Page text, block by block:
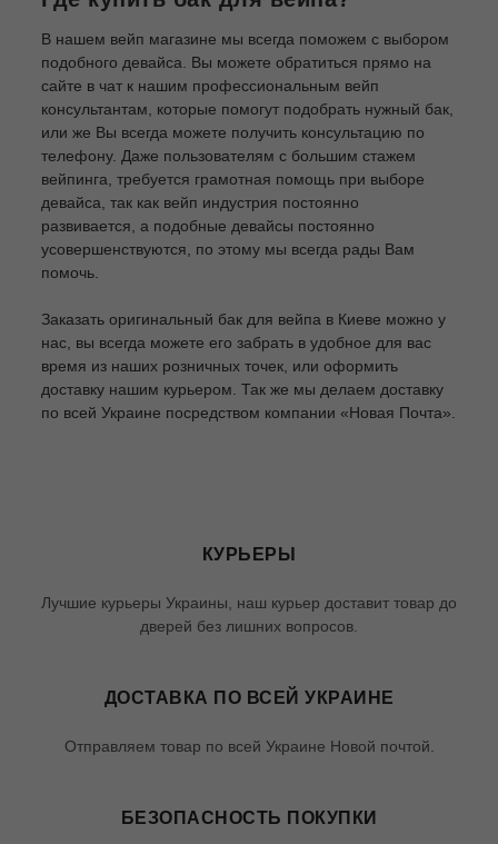
В нашем вейп магазине мы всегда поможем с выбором
подобного девайса. Вы можете обратиться прямо на
сайте в чат к нашим профессиональным вейп
консультантам, которые помогут подобрать нужный бак,
или же Вы всегда можете получить консультацию по
телефону. Даже пользователям с большим стажем
вейпинга, требуется грамотная помощь при выборе
девайса, так как вейп индустрия постоянно
развивается, а подобные девайсы постоянно
усовершенствуются, по этому мы всегда рады Вам
помочь.
Заказать оригинальный бак для вейпа в Киеве можно у
нас, вы всегда можете его забрать в удобное для вас
время из наших розничных точек, или оформить
доставку нашим курьером. Так же мы делаем доставку
по всей Украине посредством компании «Новая Почта».
КУРЬЕРЫ
Лучшие курьеры Украины, наш курьер доставит товар до
дверей без лишних вопросов.
ДОСТАВКА ПО ВСЕЙ УКРАИНЕ
Отправляем товар по всей Украине Новой почтой.
БЕЗОПАСНОСТЬ ПОКУПКИ